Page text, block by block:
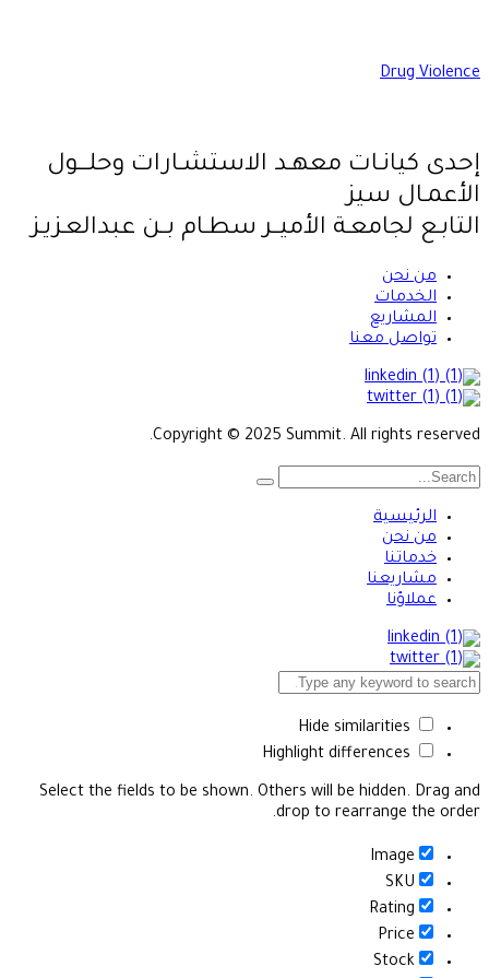
Drug Violence
إحدى كيانـات معهـد الاستشـارات وحلـــول
الأعمـال سيز
التابـع لجامعـة الأميــر سطـام بــن عبدالعـزيـز
من نحن
الخدمات
المشاريع
تواصل معنا
Copyright © 2025 Summit. All rights reserved.
الرئيسية
من نحن
خدماتنا
مشاريعنا
عملاؤنا
Select the fields to be shown. Others will be hidden. Drag and
drop to rearrange the order.
Image
SKU
Rating
Price
Stock